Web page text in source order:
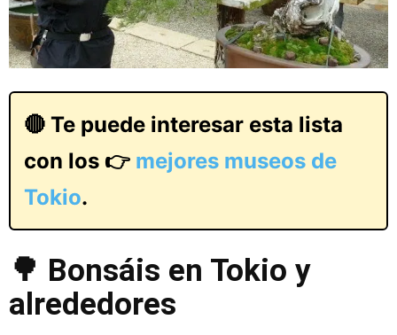
🔴 Te puede interesar esta lista
con los 👉 mejores museos de
Tokio.
🌳 Bonsáis en Tokio y
alrededores